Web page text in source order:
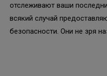
отслеживают ваши
всякий случай
безопасности. Они не зря